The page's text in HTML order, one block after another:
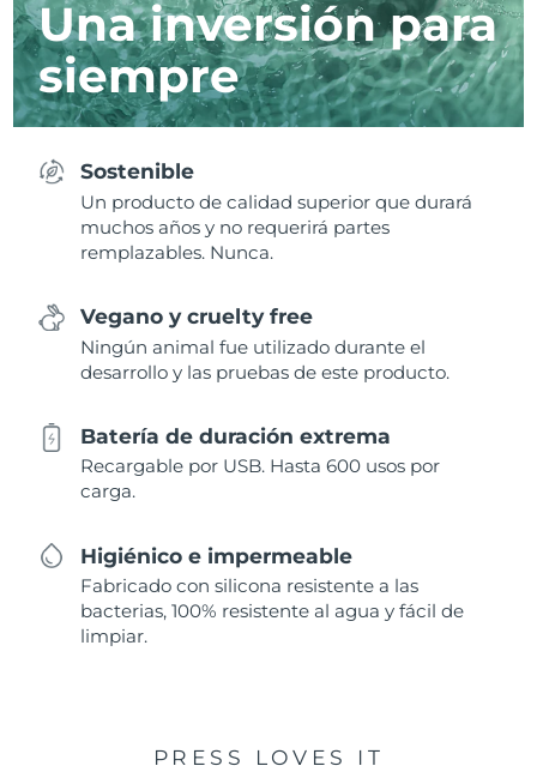
Una inversión para
siempre
Sostenible
Un producto de calidad superior que durará
muchos años y no requerirá partes
remplazables. Nunca.
Vegano y cruelty free
Ningún animal fue utilizado durante el
desarrollo y las pruebas de este producto.
Batería de duración extrema
Recargable por USB. Hasta 600 usos por
carga.
Higiénico e impermeable
Fabricado con silicona resistente a las
bacterias, 100% resistente al agua y fácil de
limpiar.
PRESS LOVES IT